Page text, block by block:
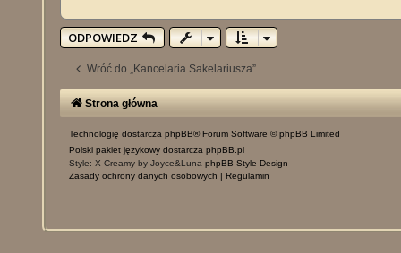
ODPOWIEDZ
Wróć do „Kancelaria Sakelariusza”
Strona główna
Technologię dostarczaphpBB® Forum Software © phpBB Limited
Polski pakiet językowy dostarczaphpBB.pl
Style: X-Creamy by Joyce&LunaphpBB-Style-Design
Zasady ochrony danych osobowych
Regulamin